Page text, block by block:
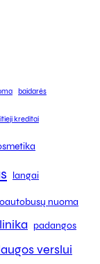
baidarės
kreditai
langai
nuoma
padangos
verslui